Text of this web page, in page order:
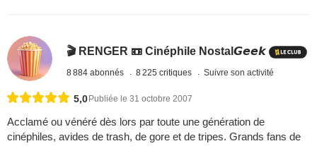
🎬 RENGER 📼 Cinéphile Nostal𝙂𝙚𝙚𝙠
8 884 abonnés 8 225 critiques Suivre son activité
5,0 Publiée le 31 octobre 2007
Acclamé ou vénéré dès lors par toute une génération de
cinéphiles, avides de trash, de gore et de tripes. Grands fans de